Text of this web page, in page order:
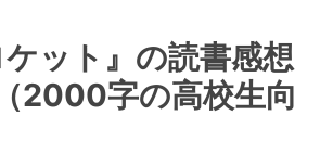
ケット』の読書感想
2000字の高校生向